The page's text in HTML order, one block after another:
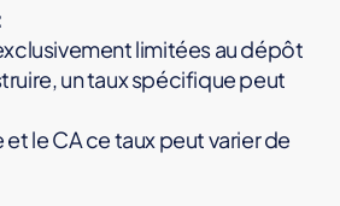
limitées au dépôt
un taux spécifique peut
le CA ce taux peut varier de